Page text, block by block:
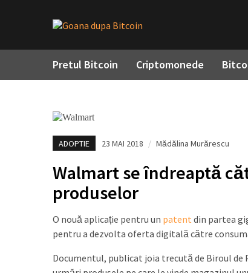
Pretul Bitcoin Criptomonede
ADOPTIE 23 MAI 2018 / Mădălina Murărescu
Walmart se îndreaptă
produselor
O nouă aplicație pentru un patent din partea
pentru a dezvolta oferta digitală către
Documentul, publicat joia trecută de Biroul de